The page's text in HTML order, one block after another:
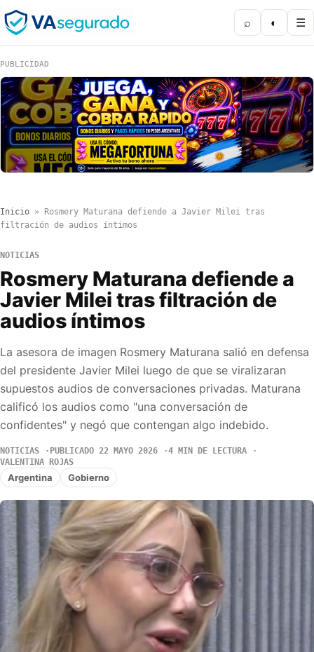
⌕ ◐ ☰
PUBLICIDAD
Inicio »
Rosmery Maturana defiende a Javier Milei tras
filtración de audios íntimos
NOTICIAS
Rosmery Maturana defiende a
Javier Milei tras filtración de
audios íntimos
La asesora de imagen Rosmery Maturana salió en defensa
del presidente Javier Milei luego de que se viralizaran
supuestos audios de conversaciones privadas. Maturana
calificó los audios como "una conversación de
confidentes" y negó que contengan algo indebido.
NOTICIAS PUBLICADO 22 MAYO 2026
4 MIN DE LECTURA
VALENTINA ROJAS
Argentina Gobierno